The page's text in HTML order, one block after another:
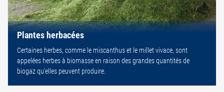
Plantes herbacées
Certaines herbes, comme le miscanthus et le millet vivace, sont
appelées herbes à biomasse en raison des grandes quantités de
biogaz qu’elles peuvent produire.